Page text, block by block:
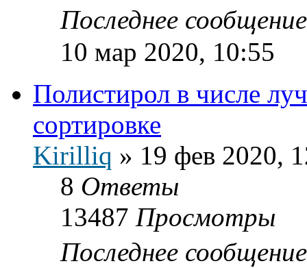
Последнее
10 мар 2020, 10:55
Полистирол в числе
сортировке
Kirilliq » 19 фев 2020,
8 Ответы
13487 Просмотры
Последнее